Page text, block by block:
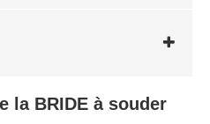
la BRIDE à souder